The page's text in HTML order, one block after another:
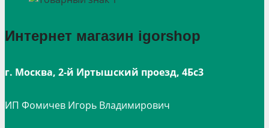
Интернет магазин igorshop
г. Москва, 2-й Иртышский проезд, 4Бс3
ИП Фомичев Игорь Владимирович